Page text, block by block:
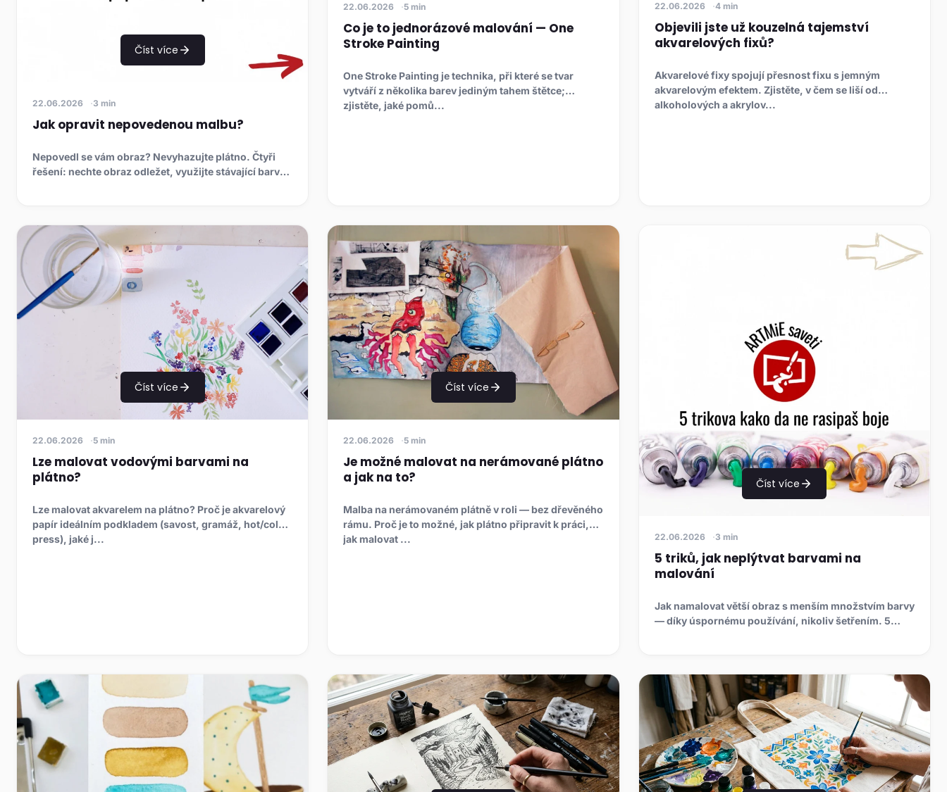
Číst více
22.06.2026 3 min
Jak opravit nepovedenou malbu?
Nepovedl se vám obraz? Nevyhazujte plátno. Čtyři
řešení: nechte obraz odležet, využijte stávající barvy,
22.06.2026 5 min
Co je to jednorázové malování — One
Stroke Painting
One Stroke Painting je technika, při které se tvar
vytváří z několika barev jediným tahem štětce;
zjistěte, jaké pomů...
22.06.2026 4 min
Objevili jste už kouzelná tajemství
akvarelových fixů?
Akvarelové fixy spojují přesnost fixu s jemným
akvarelovým efektem. Zjistěte, v čem se liší od
alkoholových a akrylov...
Číst více
22.06.2026 5 min
Lze malovat vodovými barvami na
plátno?
Lze malovat akvarelem na plátno? Proč je akvarelový
papír ideálním podkladem (savost, gramáž, hot/cold
press), jaké j...
Číst více
22.06.2026 5 min
Je možné malovat na nerámované plátno
a jak na to?
Malba na nerámovaném plátně v roli — bez dřevěného
rámu. Proč je to možné, jak plátno připravit k práci,
jak malovat ...
Číst více
22.06.2026 3 min
5 triků, jak neplýtvat barvami na
malování
Jak namalovat větší obraz s menším množstvím barvy
— díky úspornému používání, nikoliv šetřením. 5